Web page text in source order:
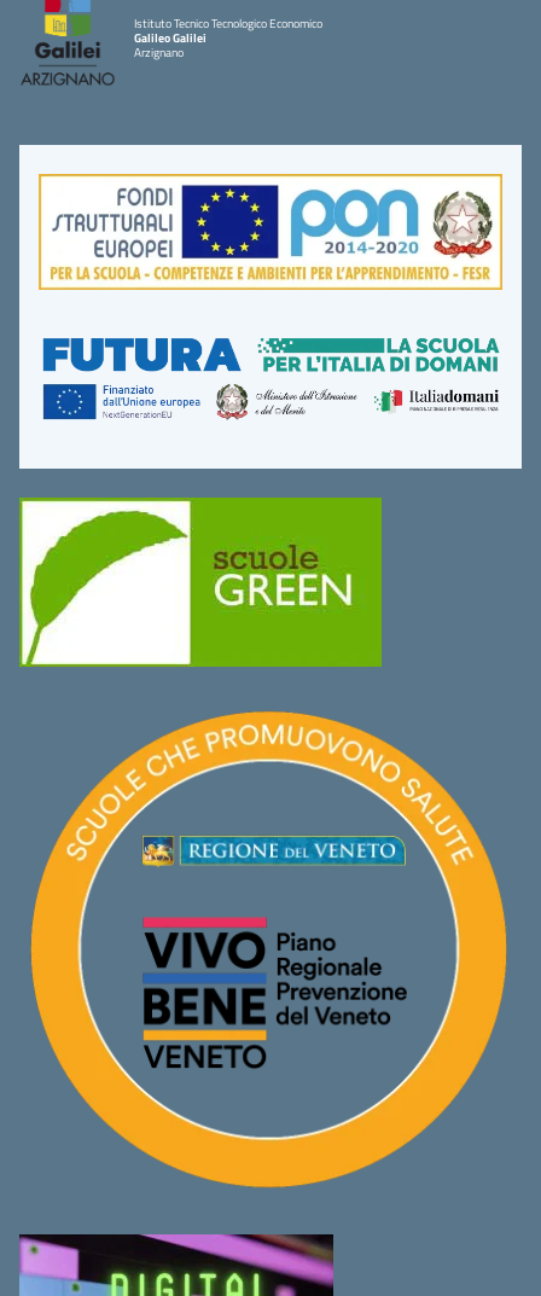
Istituto Tecnico Tecnologico Economico
Galileo Galilei
Arzignano